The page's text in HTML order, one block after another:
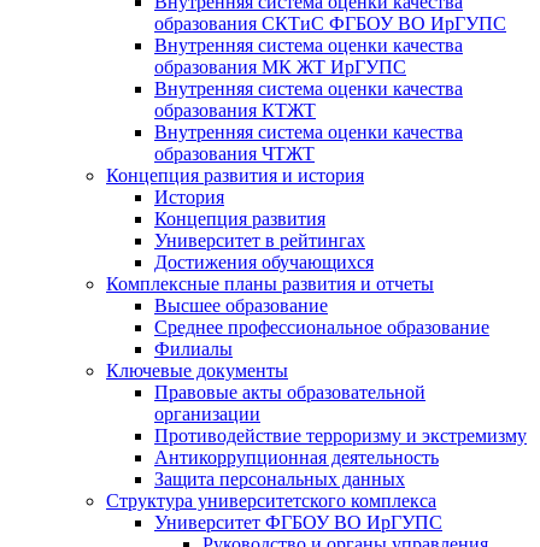
образования СКТиС ФГБОУ ВО ИрГУПС
Внутренняя система оценки качества
образования МК ЖТ ИрГУПС
Внутренняя система оценки качества
образования КТЖТ
Внутренняя система оценки качества
образования ЧТЖТ
Концепция развития и история
История
Концепция развития
Университет в рейтингах
Достижения обучающихся
Комплексные планы развития и отчеты
Высшее образование
Среднее профессиональное образование
Филиалы
Ключевые документы
Правовые акты образовательной
организации
Противодействие терроризму и экстремизму
Антикоррупционная деятельность
Защита персональных данных
Структура университетского комплекса
Университет ФГБОУ ВО ИрГУПС